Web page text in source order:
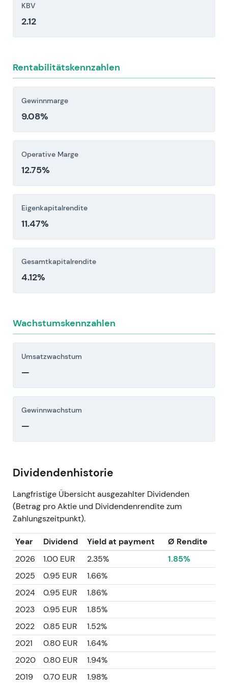
Verbrauchsmaterialien erheblich senken.
Operatives und finanzielles Risiko durch
Integrationsschwierigkeiten nach Akquisitionen.
KBV
2.12
Rentabilitätskennzahlen
Gewinnmarge
9.08%
Operative Marge
12.75%
Eigenkapitalrendite
11.47%
Gesamtkapitalrendite
4.12%
Wachstumskennzahlen
Umsatzwachstum
—
Gewinnwachstum
—
Dividendenhistorie
Langfristige Übersicht ausgezahlter Dividenden
(Betrag pro Aktie und Dividendenrendite zum
Zahlungszeitpunkt).
Year Dividend Yield at payment
Ø Rendite
2026
1.00 EUR 2.35%
1.85%
2025
0.95 EUR
1.66%
2024
0.95 EUR
1.86%
2023
0.95 EUR
1.85%
2022
0.85 EUR
1.52%
2021
0.80 EUR
1.64%
2020
0.80 EUR
1.94%
2019
0.70 EUR 1.98%